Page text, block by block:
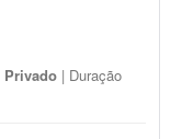
Privado | Duração